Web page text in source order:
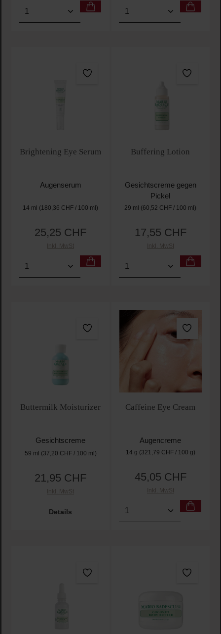
Produkt Anzahl: Gib den gewünschten Wert ein
Produkt Anzahl: Gib
Brightening Eye Serum
Augenserum
14 ml (180,36 CHF / 100 ml)
Regulärer Preis:
25,25 CHF
Inkl. MwSt
Produkt Anzahl: Gib den gewünschten Wert ein
Buffering Lotion
Gesichtscreme gegen
Pickel
29 ml (60,52 CHF / 100 ml)
Regulärer Preis:
17,55 CHF
Inkl. MwSt
Produkt Anzahl: Gib
Buttermilk Moisturizer
Gesichtscreme
59 ml (37,20 CHF / 100 ml)
Regulärer Preis:
21,95 CHF
Inkl. MwSt
Details
Caffeine Eye Cream
Augencreme
14 g (321,79 CHF / 100 g)
Regulärer Preis:
45,05 CHF
Inkl. MwSt
Produkt Anzahl: Gib